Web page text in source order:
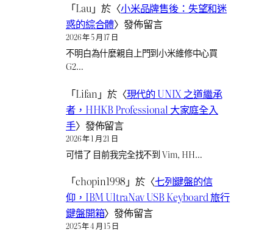
「Lau」於〈小米品牌售後：失望和迷
惑的綜合體〉發佈留言
2026 年 5 月 17 日
不明白為什麼親自上門到小米維修中心買
G2…
「Lifan 」於〈現代的 UNIX 之道繼承
者，HHKB Professional 大家庭全入
手〉發佈留言
2026 年 1 月 21 日
可惜了 目前我完全找不到 Vim, HH…
「chopin1998 」於〈七列鍵盤的信
仰，IBM UltraNav USB Keyboard 旅行
鍵盤開箱〉發佈留言
2025 年 4 月 15 日